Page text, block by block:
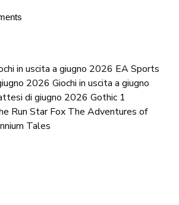
in uscita a giugno 2026 EA Sports
2026 Giochi in uscita a giugno
di giugno 2026 Gothic 1
Run Star Fox The Adventures of
Tales